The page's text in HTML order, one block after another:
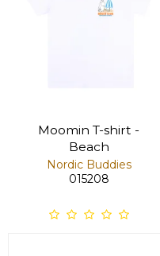
Moomin T-shirt -
Beach
Nordic Buddies
015208